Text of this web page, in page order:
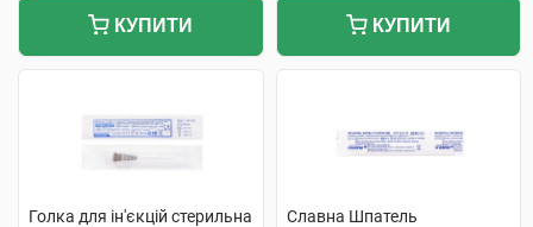
КУПИТИ КУПИТИ
Голка для ін'єкцій стерильна
Славна Шпатель